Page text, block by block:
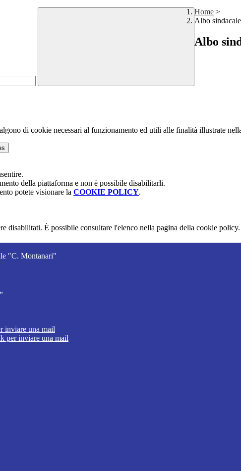
Home >
Albo sindacale
Albo
di cookie necessari al funzionamento ed utili alle finalità illustrate
della piattaforma e non è possibile disabilitarli.
potete visionare la COOKIE POLICY.
disabilitati. È possibile consultare l'elenco nella pagina della cookie policy.
"C. Montanari"
inviare una mail
per inviare una mail